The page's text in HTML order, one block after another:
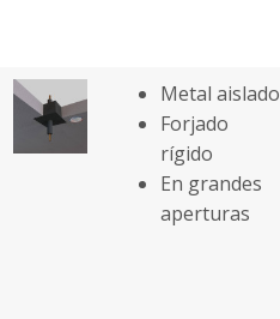
Metal aislado
Forjado
rígido
En grandes
aperturas